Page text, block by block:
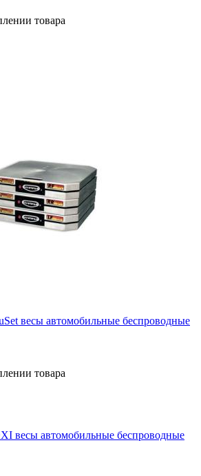
товара
весы автомобильные беспроводные
товара